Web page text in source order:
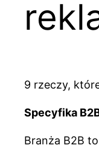
9 rzeczy,
Specyfika
Branża B2B